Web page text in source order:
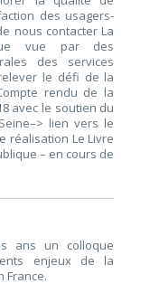
des usagers-
nous contacter La
vue par des
des services
le défi de la
rendu de la
avec le soutien du
lien vers le
réalisation Le Livre
– en cours de
ans un colloque
enjeux de la
France.